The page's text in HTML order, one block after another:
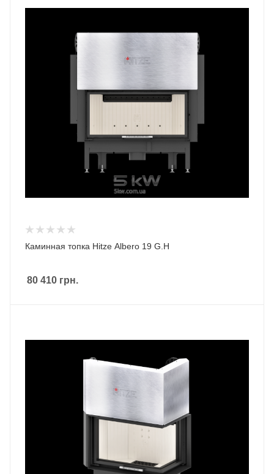
Каминная топка Hitze Albero 19 G.H
80 410 грн.